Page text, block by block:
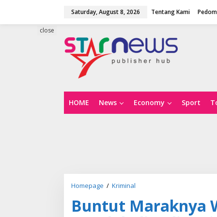
Saturday, August 8, 2026 Tentang Kami
HOME News Economy Sport
close
Homepage / Kriminal
n
t
Buntut Maraknya